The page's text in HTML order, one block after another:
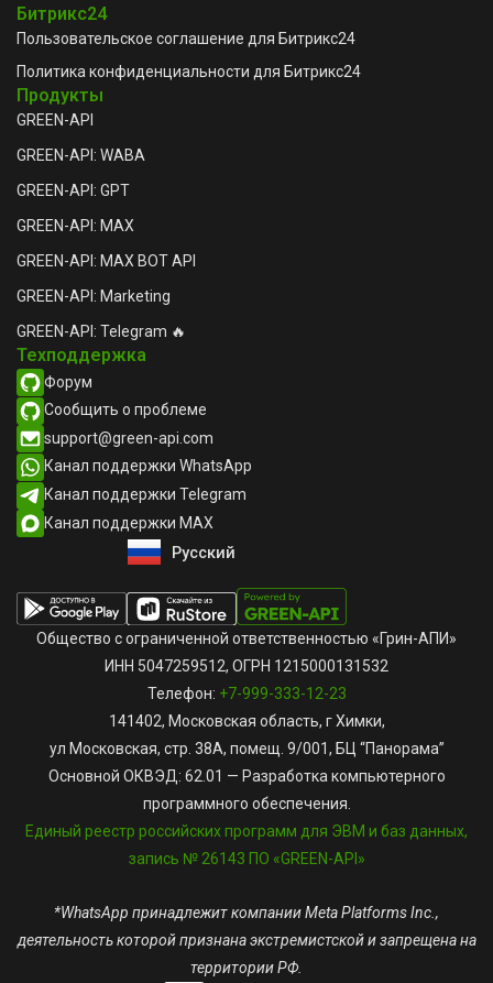
Битрикс24
Пользовательское соглашение для Битрикс24
Политика конфиденциальности для Битрикс24
Продукты
GREEN-API
GREEN-API: WABA
GREEN-API: GPT
GREEN-API: MAX
GREEN-API: MAX BOT API
GREEN-API: Marketing
GREEN-API: Telegram 🔥
Техподдержка
Форум
Сообщить о проблеме
support@green-api.com
Канал поддержки WhatsApp
Канал поддержки Telegram
Канал поддержки MAX
Русский
English
Общество с ограниченной ответственностью «Грин-АПИ»
ИНН 5047259512, ОГРН 1215000131532
Телефон: +7-999-333-12-23
141402, Московская область, г Химки,
ул Московская, стр. 38А, помещ. 9/001, БЦ “Панорама”
Основной ОКВЭД: 62.01 — Разработка компьютерного
программного обеспечения.
Единый реестр российских программ для ЭВМ и баз данных,
запись № 26143 ПО «GREEN-API»
*WhatsApp принадлежит компании Meta Platforms Inc.,
деятельность которой признана экстремистской и запрещена на
территории РФ.